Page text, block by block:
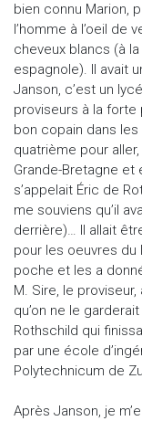
bien connu Marion,
l’homme à l’oeil de
cheveux blancs (à
espagnole). Il avait
Janson, c’est un
proviseurs à la forte
bon copain dans
quatrième pour
Grande-Bretagne et
s’appelait Éric de
me souviens qu’il
derrière)… Il allait
pour les oeuvres du
poche et les a
M. Sire, le
qu’on ne le
Rothschild qui
par une école
Polytechnicum de
Après Janson, je